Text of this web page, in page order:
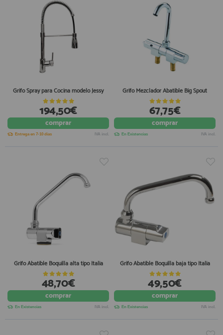
Grifo Spray para Cocina modelo Jessy
194,50€
comprar
Entrega en 7-10 días IVA incl.
Grifo Mezclador Abatible Big Spout
67,75€
comprar
En Existencias IVA incl.
Grifo Abatible Boquilla alta tipo Italia
48,70€
comprar
En Existencias IVA incl.
Grifo Abatible Boquilla baja tipo Italia
49,50€
comprar
En Existencias IVA incl.